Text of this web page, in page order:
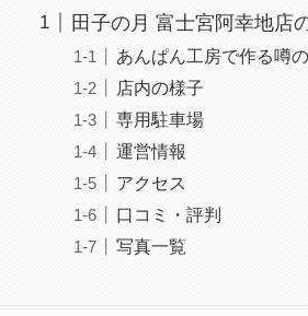
田子の月 富士宮阿幸地店
あんぱん工房で作る噂
店内の様子
専用駐車場
運営情報
アクセス
口コミ・評判
写真一覧